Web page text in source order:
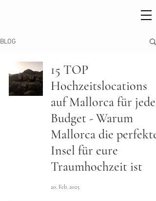
BLOG
15 TOP
Hochzeitslocations
auf Mallorca für jedes
Budget - Warum
Mallorca die perfekte
Insel für eure
Traumhochzeit ist
20. Feb. 2025